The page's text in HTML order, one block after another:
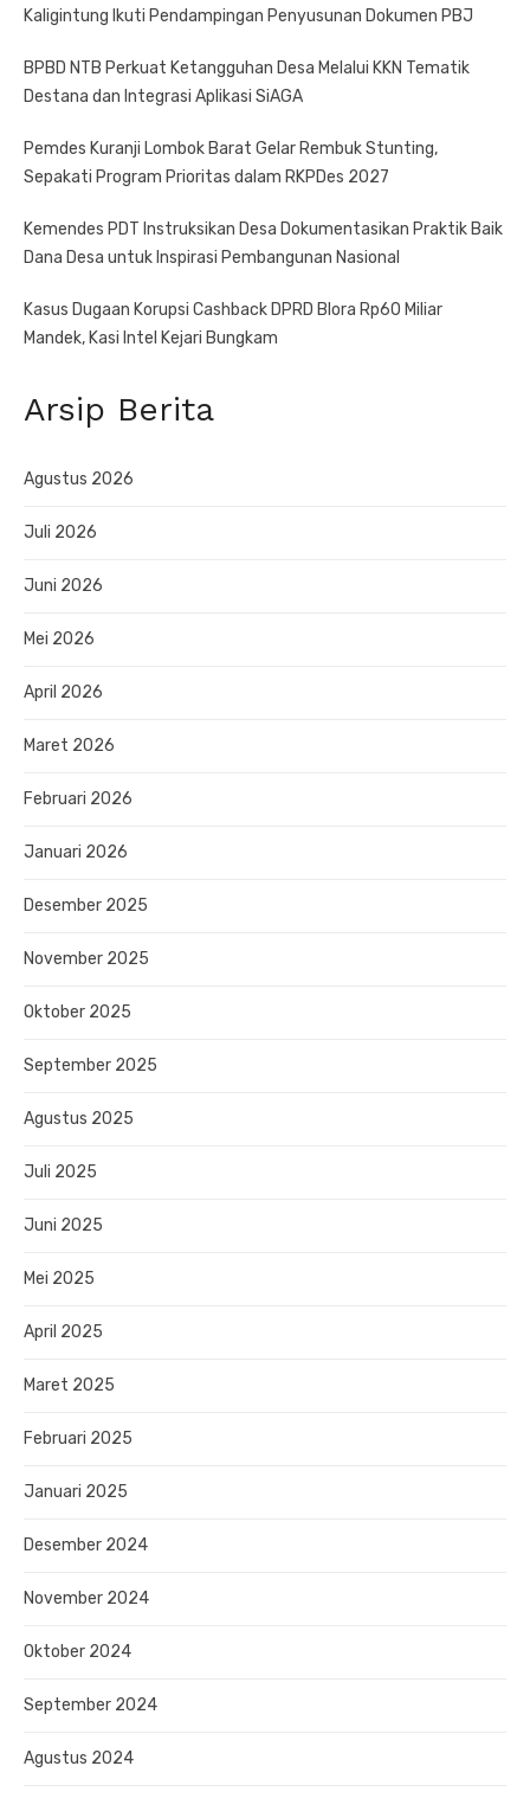
Kaligintung Ikuti Pendampingan Penyusunan Dokumen PBJ
BPBD NTB Perkuat Ketangguhan Desa Melalui KKN Tematik
Destana dan Integrasi Aplikasi SiAGA
Pemdes Kuranji Lombok Barat Gelar Rembuk Stunting,
Sepakati Program Prioritas dalam RKPDes 2027
Kemendes PDT Instruksikan Desa Dokumentasikan Praktik Baik
Dana Desa untuk Inspirasi Pembangunan Nasional
Kasus Dugaan Korupsi Cashback DPRD Blora Rp60 Miliar
Mandek, Kasi Intel Kejari Bungkam
Arsip Berita
Agustus 2026
Juli 2026
Juni 2026
Mei 2026
April 2026
Maret 2026
Februari 2026
Januari 2026
Desember 2025
November 2025
Oktober 2025
September 2025
Agustus 2025
Juli 2025
Juni 2025
Mei 2025
April 2025
Maret 2025
Februari 2025
Januari 2025
Desember 2024
November 2024
Oktober 2024
September 2024
Agustus 2024